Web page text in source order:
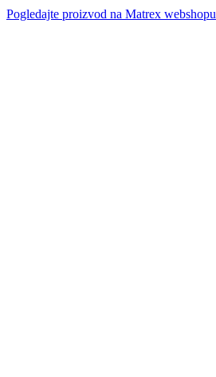
Pogledajte proizvod na Matrex webshopu